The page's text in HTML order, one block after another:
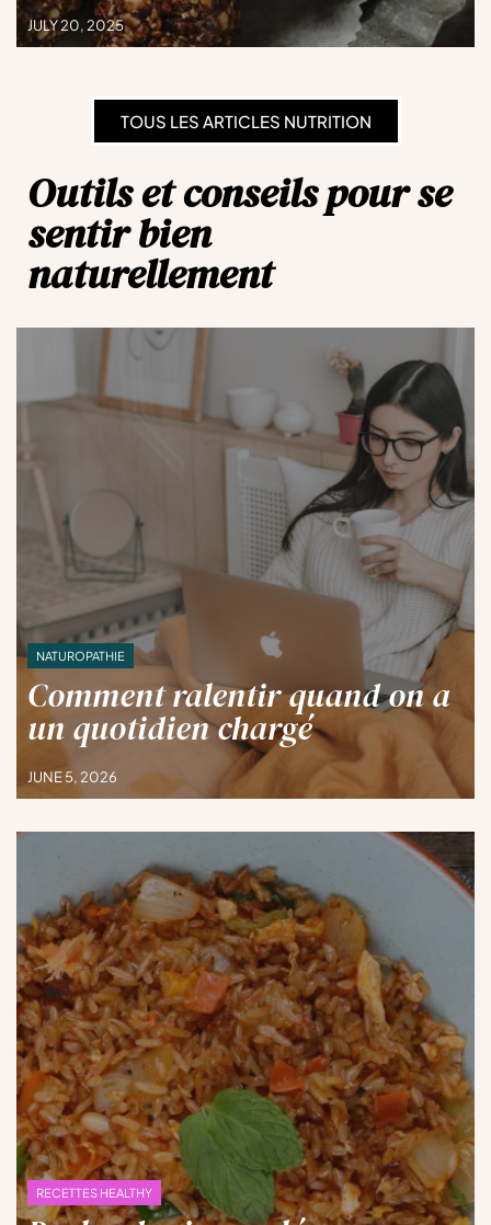
JULY 20, 2025
TOUS LES ARTICLES NUTRITION
Outils et conseils pour se
sentir bien
naturellement
NATUROPATHIE
Comment ralentir quand on a
un quotidien chargé
JUNE 5, 2026
RECETTES HEALTHY